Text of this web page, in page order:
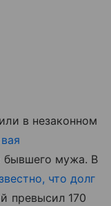
в незаконном
бывшего мужа. В
что долг
превысил 170